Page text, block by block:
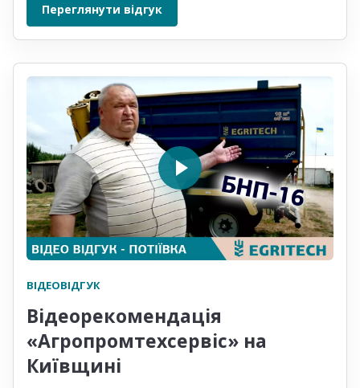
Переглянути відгук
ВІДЕОВІДГУК
Відеорекомендація
«Агропромтехсервіс» на
Київщині